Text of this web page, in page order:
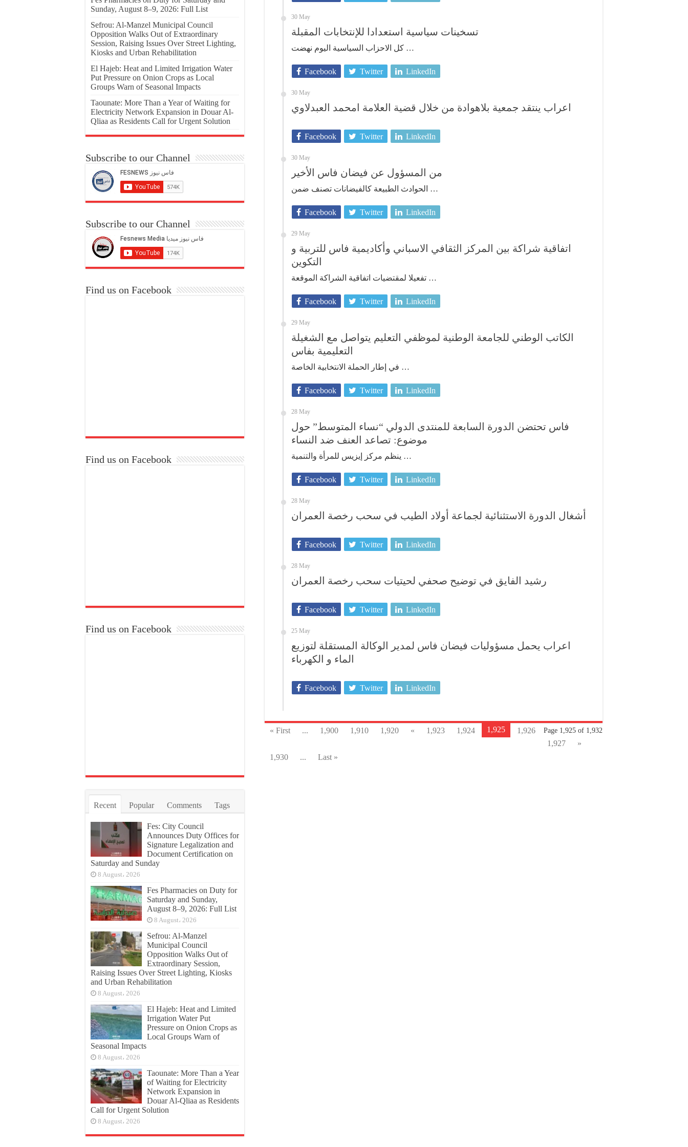
30 May
تسخينات سياسية استعدادا للإنتخابات المقبلة
كل الاحزاب السياسية اليوم نهضت …
Facebook Twitter LinkedIn
30 May
اعراب ينتقد جمعية بلاهوادة من خلال قضية العلامة امحمد العبدلاوي
Facebook Twitter LinkedIn
30 May
من المسؤول عن فيضان فاس الأخير
الحوادث الطبيعة كالفيضانات تصنف ضمن …
Facebook Twitter LinkedIn
29 May
اتفاقية شراكة بين المركز الثقافي الاسباني وأكاديمية فاس للتربية و
التكوين
تفعيلا لمقتضيات اتفاقية الشراكة الموقعة …
Facebook Twitter LinkedIn
29 May
الكاتب الوطني للجامعة الوطنية لموظفي التعليم يتواصل مع الشغيلة
التعليمية بفاس
في إطار الحملة الانتخابية الخاصة …
Facebook Twitter LinkedIn
28 May
فاس تحتضن الدورة السابعة للمنتدى الدولي “نساء المتوسط” حول
موضوع: تصاعد العنف ضد النساء
ينظم مركز إيزيس للمرأة والتنمية …
Facebook Twitter LinkedIn
28 May
أشغال الدورة الاستثنائية لجماعة أولاد الطيب في سحب رخصة العمران
Facebook Twitter LinkedIn
28 May
رشيد الفايق في توضيح صحفي لحيتيات سحب رخصة العمران
Facebook Twitter LinkedIn
25 May
اعراب يحمل مسؤوليات فيضان فاس لمدير الوكالة المستقلة لتوزيع
الماء و الكهرباء
Facebook Twitter LinkedIn
Page 1,925 of 1,932
« First ... 1,900 1,910 1,920 « 1,923 1,924 1,925
1,926
1,927
»
1,930
... Last »
Sunday, August 8–9, 2026: Full List
Sefrou: Al-Manzel Municipal Council
Opposition Walks Out of Extraordinary
Session, Raising Issues Over Street Lighting,
Kiosks and Urban Rehabilitation
El Hajeb: Heat and Limited Irrigation Water
Put Pressure on Onion Crops as Local
Groups Warn of Seasonal Impacts
Taounate: More Than a Year of Waiting for
Electricity Network Expansion in Douar Al-
Qliaa as Residents Call for Urgent Solution
Subscribe to our Channel
Subscribe to our Channel
Find us on Facebook
Find us on Facebook
Find us on Facebook
Recent Popular Comments Tags
Fes: City Council
Announces Duty Offices for
Signature Legalization and
Document Certification on
Saturday and Sunday
8 August، 2026
Fes Pharmacies on Duty for
Saturday and Sunday,
August 8–9, 2026: Full List
8 August، 2026
Sefrou: Al-Manzel
Municipal Council
Opposition Walks Out of
Extraordinary Session,
Raising Issues Over Street Lighting, Kiosks
and Urban Rehabilitation
8 August، 2026
El Hajeb: Heat and Limited
Irrigation Water Put
Pressure on Onion Crops as
Local Groups Warn of
Seasonal Impacts
8 August، 2026
Taounate: More Than a Year
of Waiting for Electricity
Network Expansion in
Douar Al-Qliaa as Residents
Call for Urgent Solution
8 August، 2026